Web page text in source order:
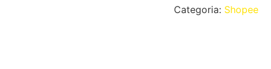
Categoria: Shopee